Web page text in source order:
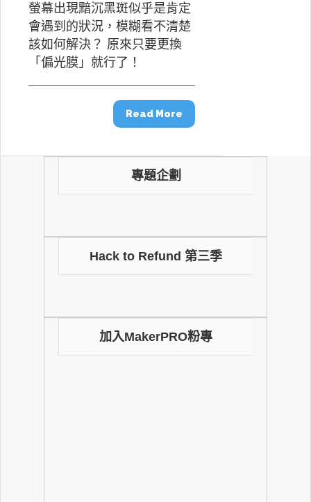
螢幕出現黯沉黑斑似乎是肯定
會遇到的狀況，模糊看不清楚
該如何解決？ 原來只要更換
「偏光膜」就行了！
Read More
專題企劃
Hack to Refund 第三季
加入MakerPRO粉專